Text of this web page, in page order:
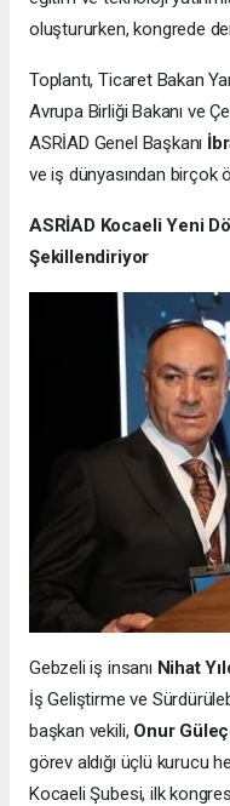
oluştururken, kongrede
Toplantı, Ticaret Bakan
Avrupa Birliği Bakanı ve
ASRİAD Genel Başkanı
ve iş dünyasından birçok
ASRİAD Kocaeli Yeni
Şekillendiriyor
Gebzeli iş insanı Nihat
İş Geliştirme ve
başkan vekili, Onur
görev aldığı üçlü kurucu
Kocaeli Şubesi, ilk